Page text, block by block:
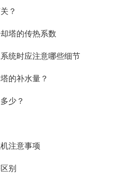
？
塔的传热系数
统时应注意哪些细节
的补水量？
少？
注意事项
别